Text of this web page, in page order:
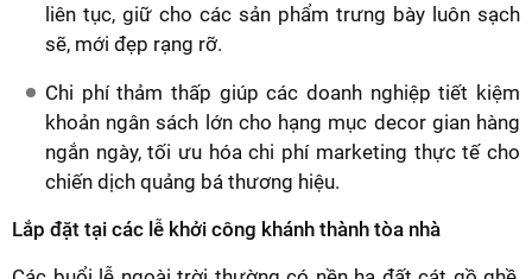
liên tục, giữ cho các sản phẩm trưng bày luôn sạch
sẽ, mới đẹp rạng rỡ.
Chi phí thảm thấp giúp các doanh nghiệp tiết kiệm
khoản ngân sách lớn cho hạng mục decor gian hàng
ngắn ngày, tối ưu hóa chi phí marketing thực tế cho
chiến dịch quảng bá thương hiệu.
Lắp đặt tại các lễ khởi công khánh thành tòa nhà